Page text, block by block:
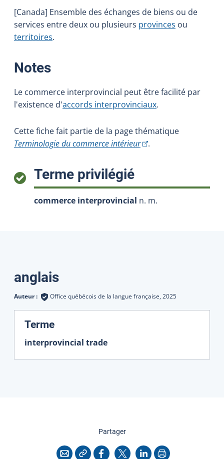
[Canada] Ensemble des échanges de biens ou de
services entre deux ou plusieurs provinces ou
territoires.
Notes:
Le commerce interprovincial peut être facilité par
l'existence d'accords interprovinciaux.
Cette fiche fait partie de la page thématique
Terminologie du commerce intérieur(Cet hyperlien externe
.
Terme privilégié:
commerce interprovincial n. m.
Traductions
anglais
Auteur : Office québécois de la langue française, 2025
Terme:
interprovincial trade
Partagercette page
CourrielCopier l'adresse
Facebook
X LinkedInImprimer